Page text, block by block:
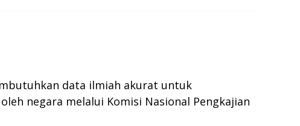
data ilmiah akurat untuk
negara melalui Komisi Nasional Pengkajian